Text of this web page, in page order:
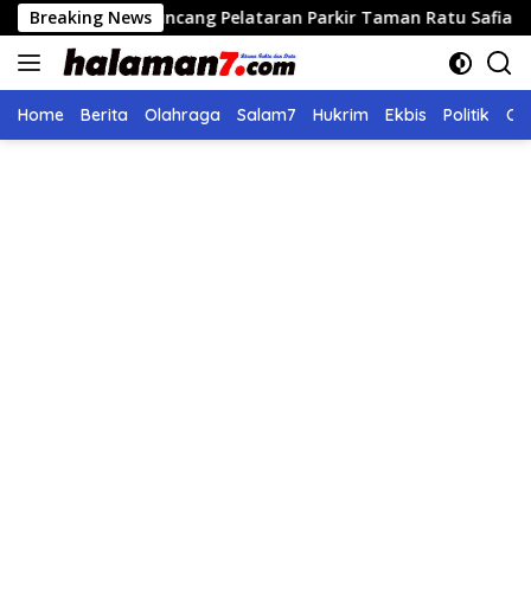
Langsung
ke
konten
Breaking NewsPelataran Parkir Taman Ratu Safiatuddin 8
Home Berita Olahraga Salam7 Hukrim Ekbis Politik